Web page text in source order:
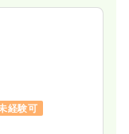
（株）アイロム
ムNA」などが属し
ス。提携医療機関
月時点）。
習慣病、がん、高
経験可